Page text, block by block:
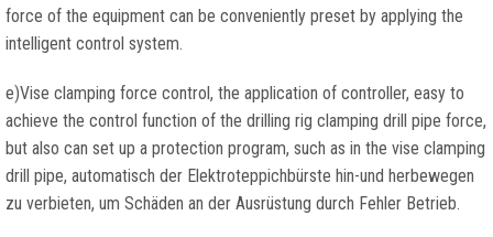
force of the equipment can be conveniently preset by applying the
intelligent control system.
e)Vise clamping force control, the application of controller, easy to
achieve the control function of the drilling rig clamping drill pipe force,
but also can set up a protection program, such as in the vise clamping
drill pipe, automatisch der Elektroteppichbürste hin-und herbewegen
zu verbieten, um Schäden an der Ausrüstung durch Fehler Betrieb.